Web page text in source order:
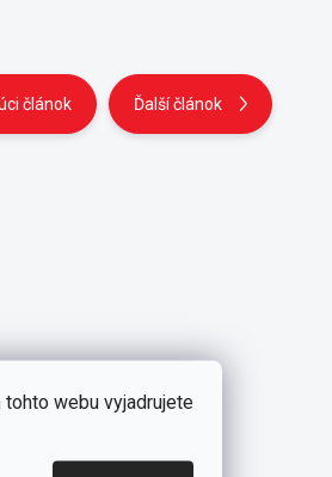
webu vyjadrujete
článok Ďalší článok